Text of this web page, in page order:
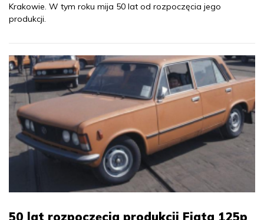
Krakowie. W tym roku mija 50 lat od rozpoczęcia jego
produkcji.
50 lat rozpoczęcia produkcji Fiata 125p